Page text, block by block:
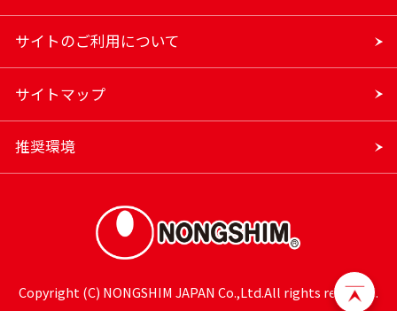
サイトのご利用について
サイトマップ
推奨環境
Copyright (C) NONGSHIM JAPAN Co.,Ltd.All rights reserved.